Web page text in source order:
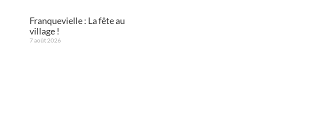
Franquevielle : La fête au
village !
7 août 2026